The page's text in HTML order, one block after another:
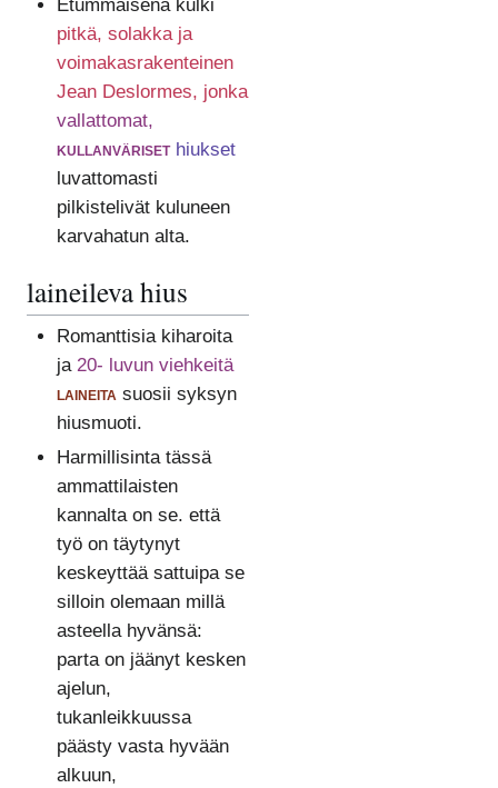
Etummaisena kulki
pitkä, solakka ja
voimakasrakenteinen
Jean Deslormes, jonka
vallattomat,
kullanväriset hiukset
luvattomasti
pilkistelivät kuluneen
karvahatun alta.
laineileva hius
Romanttisia kiharoita
ja 20- luvun viehkeitä
laineitasuosii syksyn
hiusmuoti.
Harmillisinta tässä
ammattilaisten
kannalta on se. että
työ on täytynyt
keskeyttää sattuipa se
silloin olemaan millä
asteella hyvänsä:
parta on jäänyt kesken
ajelun,
tukanleikkuussa
päästy vasta hyvään
alkuun,